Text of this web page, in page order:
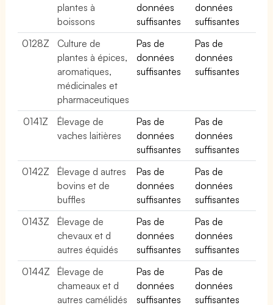
plantes à
boissons
données
suffisantes
données
suffisantes
0128Z
Culture de
plantes à épices,
aromatiques,
médicinales et
pharmaceutiques
Pas de
données
suffisantes
Pas de
données
suffisantes
0141Z
Élevage de
vaches laitières
Pas de
données
suffisantes
Pas de
données
suffisantes
0142Z
Élevage d autres
bovins et de
buffles
Pas de
données
suffisantes
Pas de
données
suffisantes
0143Z
Élevage de
chevaux et d
autres équidés
Pas de
données
suffisantes
Pas de
données
suffisantes
0144Z
Élevage de
chameaux et d
autres camélidés
Pas de
données
suffisantes
Pas de
données
suffisantes